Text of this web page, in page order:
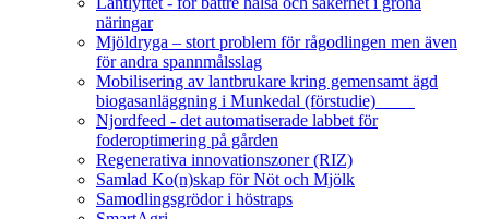
näringar
Mjöldryga – stort problem för rågodlingen men även
för andra spannmålsslag
Mobilisering av lantbrukare kring gemensamt ägd
biogasanläggning i Munkedal (förstudie)
Njordfeed - det automatiserade labbet för
foderoptimering på gården
Regenerativa innovationszoner (RIZ)
Samlad Ko(n)skap för Nöt och Mjölk
Samodlingsgrödor i höstraps